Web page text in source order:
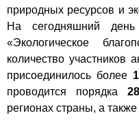
природных ресурсов и
На сегодняшний
«Экологическое
количество участников
присоединилось более
проводится порядка
регионах страны, а